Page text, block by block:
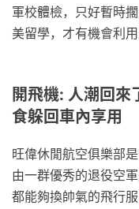
軍校體檢，只好暫時
美留學，才有機會利
開飛機: 人潮回來
食躲回車內享用
旺偉休閒航空俱樂部
由一群優秀的退役空
都能夠換帥氣的飛行